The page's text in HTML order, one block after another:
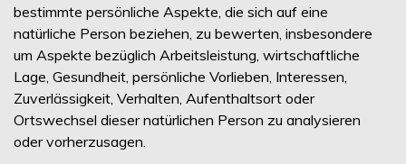
bestimmte persönliche Aspekte, die sich auf eine
natürliche Person beziehen, zu bewerten, insbesondere
um Aspekte bezüglich Arbeitsleistung, wirtschaftliche
Lage, Gesundheit, persönliche Vorlieben, Interessen,
Zuverlässigkeit, Verhalten, Aufenthaltsort oder
Ortswechsel dieser natürlichen Person zu analysieren
oder vorherzusagen.